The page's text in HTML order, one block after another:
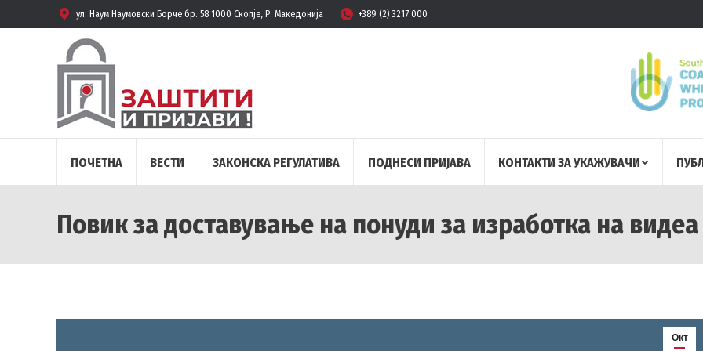
ул. Наум Наумовски Борче бр. 58 1000 Скопје, Р. Македонија +389 (2) 3217 000
ПОЧЕТНА ВЕСТИ ЗАКОНСКА РЕГУЛАТИВА ПОДНЕСИ ПРИЈАВА КОНТАКТИ ЗА УКАЖУВАЧИ
Повик за доставување на понуди за изработка на видеа
Окт